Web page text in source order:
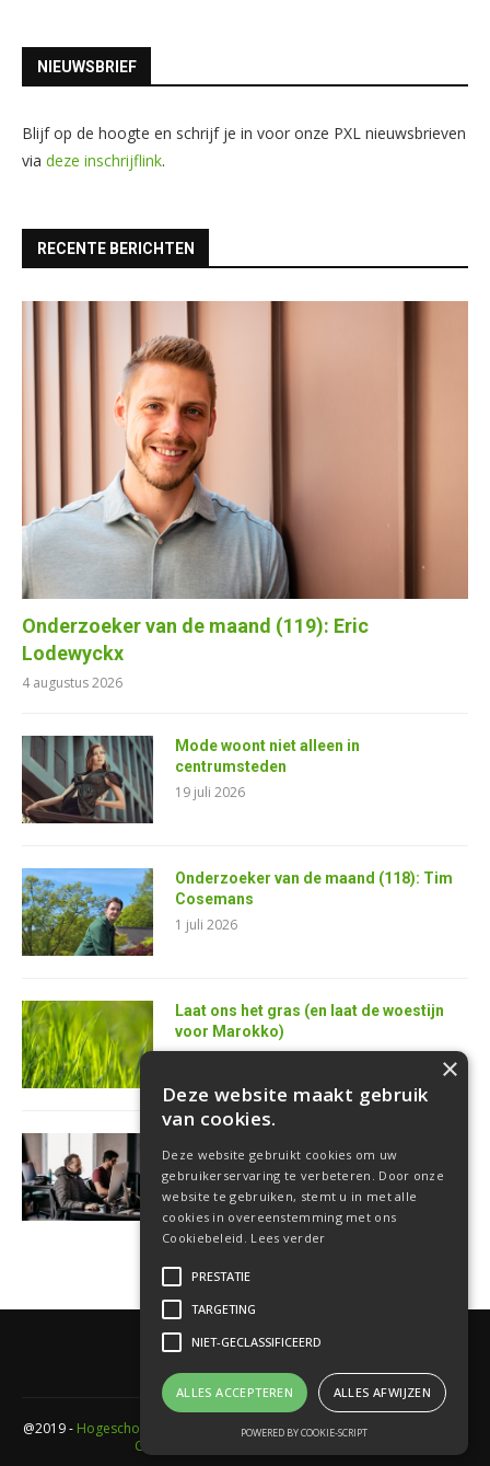
NIEUWSBRIEF
Blijf op de hoogte en schrijf je in voor onze PXL nieuwsbrieven
via deze inschrijflink.
RECENTE BERICHTEN
Onderzoeker van de maand (119): Eric
Lodewyckx
4 augustus 2026
Mode woont niet alleen in
centrumsteden
19 juli 2026
Onderzoeker van de maand (118): Tim
Cosemans
1 juli 2026
Laat ons het gras (en laat de woestijn
voor Marokko)
25 juni 2026
softwareontwikkelaar
18 juni 2026
@2019 - Hogeschool PXL
- Elfde-liniestraat 24 Gebouw A , 3500 Hasselt -
Cookieverklaring
×
Deze website maakt gebruik
van cookies.
Deze website gebruikt cookies om uw
gebruikerservaring te verbeteren. Door onze
website te gebruiken, stemt u in met alle
cookies in overeenstemming met ons
Cookiebeleid. Lees verder
PRESTATIE
TARGETING
NIET-GECLASSIFICEERD
ALLES ACCEPTEREN ALLES AFWIJZEN
POWERED BY COOKIE-SCRIPT